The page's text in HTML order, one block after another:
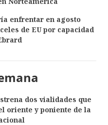
enfrentar en agosto
de EU por capacidad
dos vialidades que
oriente y poniente de la